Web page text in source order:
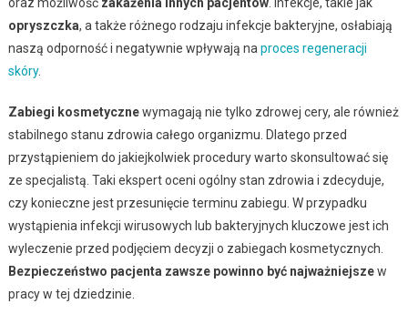
opryszczka, a także różnego rodzaju infekcje bakteryjne, osłabiają
naszą odporność i negatywnie wpływają na proces regeneracji
skóry.
Zabiegi kosmetycznewymagają nie tylko zdrowej cery, ale również
stabilnego stanu zdrowia całego organizmu. Dlatego przed
przystąpieniem do jakiejkolwiek procedury warto skonsultować się
ze specjalistą. Taki ekspert oceni ogólny stan zdrowia i zdecyduje,
czy konieczne jest przesunięcie terminu zabiegu. W przypadku
wystąpienia infekcji wirusowych lub bakteryjnych kluczowe jest ich
wyleczenie przed podjęciem decyzji o zabiegach kosmetycznych.
Bezpieczeństwo pacjenta zawsze powinno być najważniejszew
pracy w tej dziedzinie.